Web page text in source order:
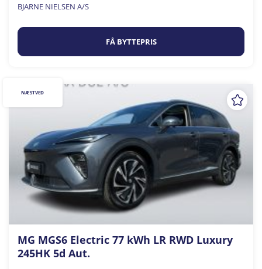
BJARNE NIELSEN A/S
FÅ BYTTEPRIS
MG MGS6 Electric 77 kWh LR RWD Luxury
245HK 5d Aut.
NÆSTVED